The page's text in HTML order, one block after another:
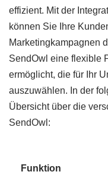
effizient. Mit der
können Sie Ihre
Marketingkampagnen
SendOwl eine flexible
ermöglicht, die für Ihr
auszuwählen. In der
Übersicht über die
SendOwl:
Funktion